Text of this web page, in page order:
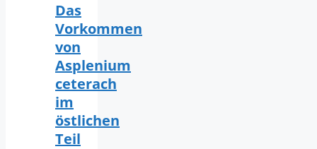
Das
Vorkommen
von
Asplenium
ceterach
im
östlichen
Teil